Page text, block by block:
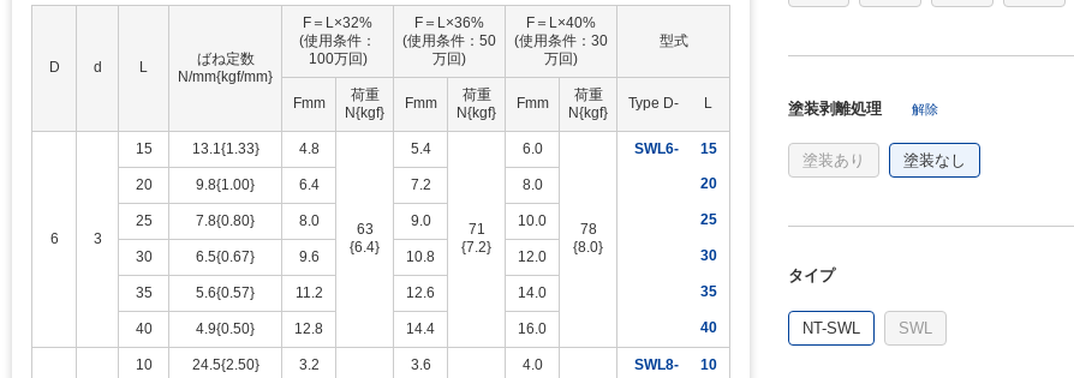
D d L
ばね定数
N/mm{kgf/mm}
F＝L×32%
(使用条件：
100万回)
F＝L×36%
(使用条件：50
万回)
F＝L×40%
(使用条件：30
万回)
型式
Fmm
荷重
N{kgf}
Fmm
荷重
N{kgf}
Fmm
荷重
N{kgf}
Type D- L
6 3
15 13.1{1.33} 4.8
63
{6.4}
5.4
71
{7.2}
6.0
78
{8.0}
SWL6- 15
20 9.8{1.00} 6.4 7.2 8.0 20
25 7.8{0.80} 8.0 9.0 10.0 25
30 6.5{0.67} 9.6 10.8 12.0 30
35 5.6{0.57} 11.2 12.6 14.0 35
40 4.9{0.50} 12.8 14.4 16.0 40
10 24.5{2.50} 3.2 3.6 4.0 SWL8- 10
塗装剥離処理 解除
塗装あり 塗装なし
タイプ
NT-SWL SWL